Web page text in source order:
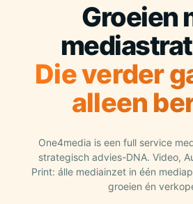
Groeien
Die verder
alleen
One4media is een full service
strategisch advies-DNA. Video,
Print: álle mediainzet in één
groeien én